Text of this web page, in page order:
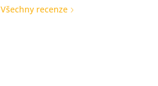
Všechny recenze